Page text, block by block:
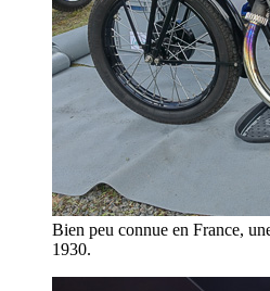
Bien peu connue en France,
1930.